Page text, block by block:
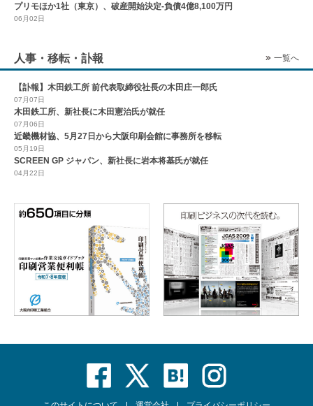
プリモほか1社（東京）、破産開始決定-負債4億8,100万円
06月02日
人事・移転・訃報 一覧へ
【訃報】木田鉄工所 前代表取締役社長の木田庄一郎氏
07月07日
木田鉄工所、新社長に木田憲治氏が就任
07月06日
近畿機材協、5月27日から大阪印刷会館に事務所を移転
05月19日
SCREEN GP ジャパン、新社長に岩本将基氏が就任
04月22日